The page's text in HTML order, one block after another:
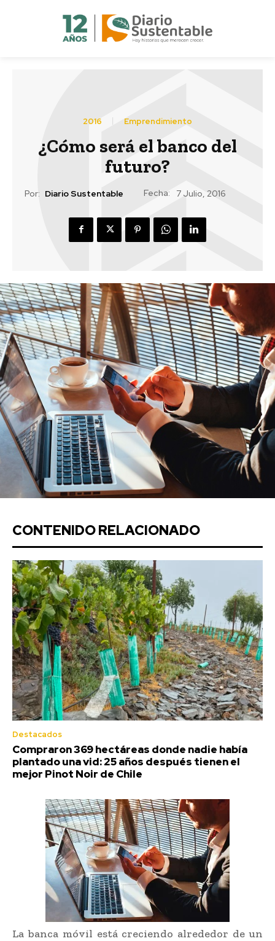
2016 Emprendimiento
¿Cómo será el banco del
futuro?
Por: Diario Sustentable Fecha: 7 Julio, 2016
CONTENIDO RELACIONADO
Destacados
Compraron 369 hectáreas donde nadie había
plantado una vid: 25 años después tienen el
mejor Pinot Noir de Chile
La banca móvil está creciendo alrededor de un